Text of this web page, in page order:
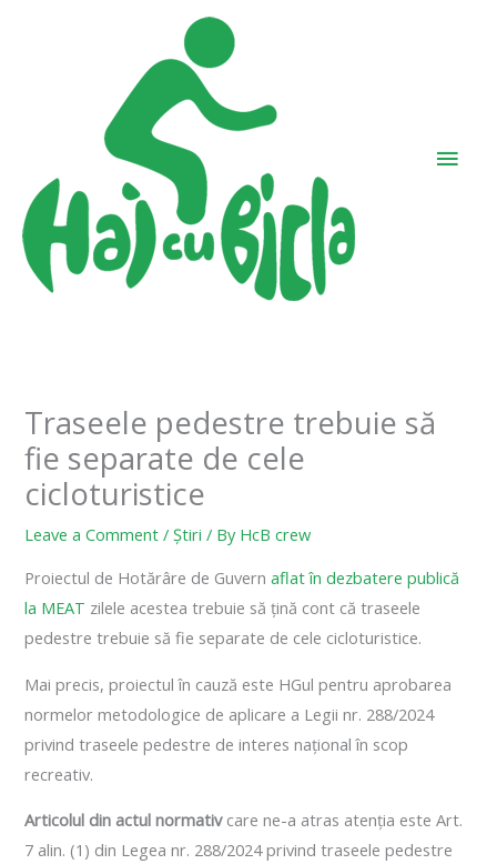
Traseele pedestre trebuie să
fie separate de cele
cicloturistice
Leave a Comment /Știri / By HcB crew
Proiectul de Hotărâre de Guvernaflat în dezbatere publică
la MEAT zilele acestea trebuie să țină cont că traseele
pedestre trebuie să fie separate de cele cicloturistice.
Mai precis, proiectul în cauză este HGul pentru aprobarea
normelor metodologice de aplicare a Legii nr. 288/2024
privind traseele pedestre de interes național în scop
recreativ.
Articolul din actul normativcare ne-a atras atenția este Art.
7 alin. (1) din Legea nr. 288/2024 privind traseele pedestre